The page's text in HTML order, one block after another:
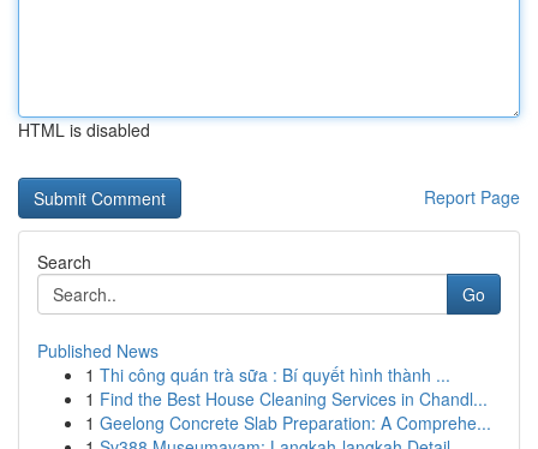
HTML is disabled
Report Page
Search
Go
Published News
1 Thi công quán trà sữa : Bí quyết hình thành ...
1 Find the Best House Cleaning Services in Chandl...
1 Geelong Concrete Slab Preparation: A Comprehe...